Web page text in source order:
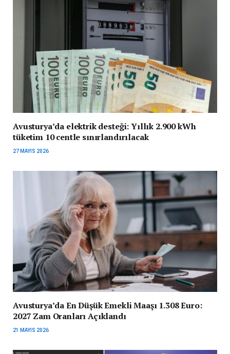
Avusturya’da elektrik desteği: Yıllık 2.900 kWh
tüketim 10 centle sınırlandırılacak
27 MAYIS 2026
Avusturya’da En Düşük Emekli Maaşı 1.308 Euro:
2027 Zam Oranları Açıklandı
21 MAYIS 2026